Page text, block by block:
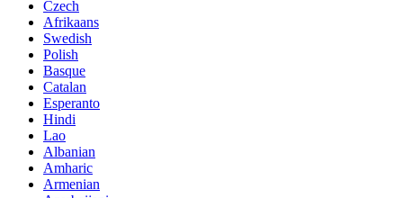
Czech
Afrikaans
Swedish
Polish
Basque
Catalan
Esperanto
Hindi
Lao
Albanian
Amharic
Armenian